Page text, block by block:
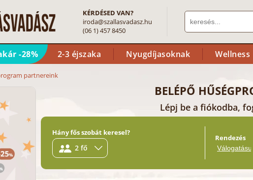
KÉRDÉSED VAN?
iroda@szallasvadasz.hu
(06 1) 457 8450
-28% 2-3 éjszaka Nyugdíjasoknak Wellness
partnereink
BELÉPŐ
Lépj be a fiókodba,
Hány fős szobát keresel?
2 fő
Rendezés